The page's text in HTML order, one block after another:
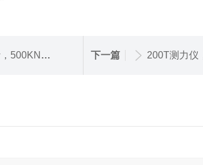
测力仪 下一篇 200T测力仪